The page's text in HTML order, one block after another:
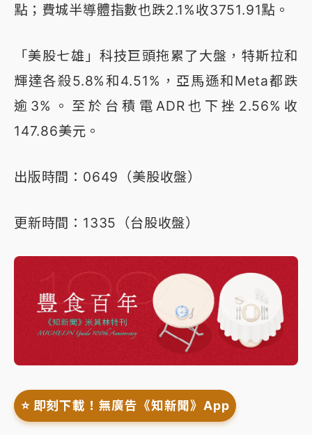
點；費城半導體指數也跌2.1%收3751.91點。
「美股七雄」科技巨頭拖累了大盤，特斯拉和
輝達各殺5.8%和4.51%，亞馬遜和Meta都跌
逾3%。至於台積電ADR也下挫2.56%收
147.86美元。
出版時間：0649（美股收盤）
更新時間：1335（台股收盤）
⭐️ 即刻下載！無廣告《知新聞》App